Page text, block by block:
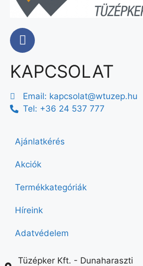
KAPCSOLAT
Email: kapcsolat@wtuzep.hu
Tel: +36 24 537 777
Ajánlatkérés
Akciók
Termékkategóriák
Híreink
Adatvédelem
Tüzépker Kft. - Dunaharaszti